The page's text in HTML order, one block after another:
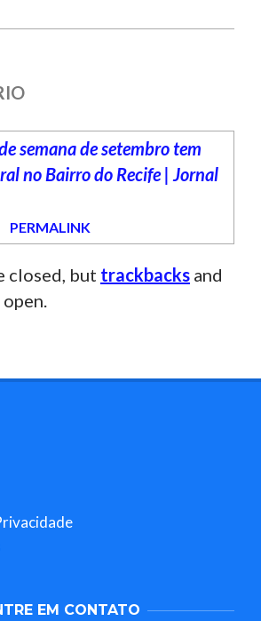
semana de setembro tem
no Bairro do Recife | Jornal
PERMALINK
closed, but trackbacks and
EM CONTATO